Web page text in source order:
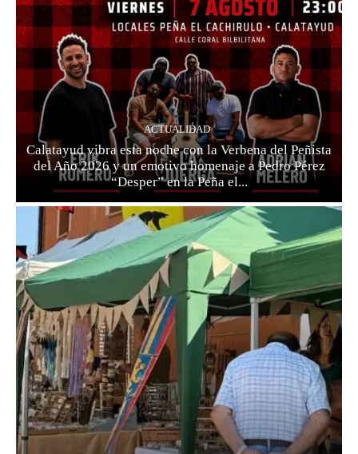
ACTUALIDAD
Calatayud vibra esta noche con la Verbena del Peñista
del Año 2026 y un emotivo homenaje a Pedro Pérez
“Desper” en la Peña el...